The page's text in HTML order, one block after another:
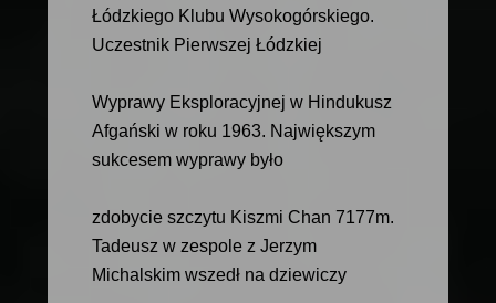
Łódzkiego Klubu Wysokogórskiego.
Uczestnik Pierwszej Łódzkiej
Wyprawy Eksploracyjnej w Hindukusz
Afgański w roku 1963. Największym
sukcesem wyprawy było
zdobycie szczytu Kiszmi Chan 7177m.
Tadeusz w zespole z Jerzym
Michalskim wszedł na dziewiczy